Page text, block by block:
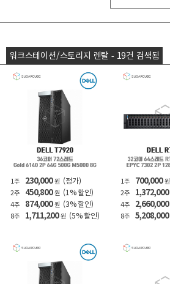
워크스테이션/스토리지 렌탈 - 19건 검색됨
1주 230,000 원 (정가)
2주 450,800 원 (1% 할인)
4주 874,000 원 (3% 할인)
8주 1,711,200 원 (5% 할인)
1주 700,000 원
2주 1,372,000
4주 2,660,000
8주 5,208,000